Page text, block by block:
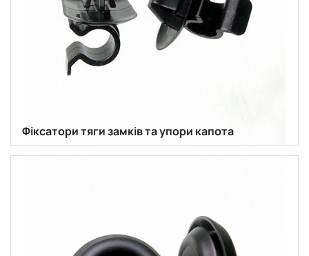
Фіксатори тяги замків та упори капота